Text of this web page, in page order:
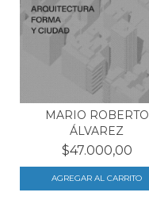
MARIO ROBERTO
ÁLVAREZ
$47.000,00